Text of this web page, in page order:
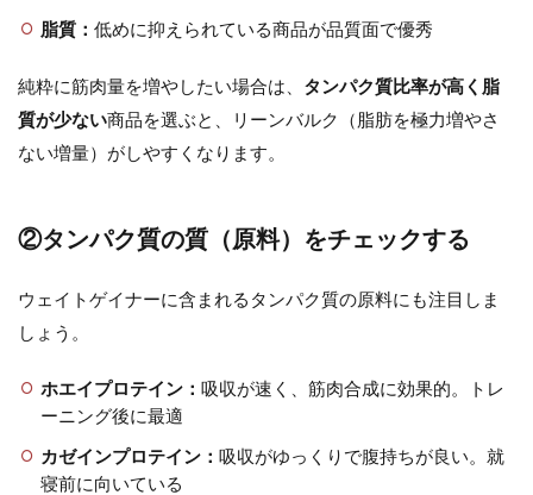
脂質： 低めに抑えられている商品が品質面で優秀
純粋に筋肉量を増やしたい場合は、 タンパク質比率が高く脂
質が少ない商品を選ぶと、リーンバルク（脂肪を極力増やさ
ない増量）がしやすくなります。
②タンパク質の質（原料）をチェックする
ウェイトゲイナーに含まれるタンパク質の原料にも注目しま
しょう。
ホエイプロテイン： 吸収が速く、筋肉合成に効果的。トレ
ーニング後に最適
カゼインプロテイン： 吸収がゆっくりで腹持ちが良い。就
寝前に向いている